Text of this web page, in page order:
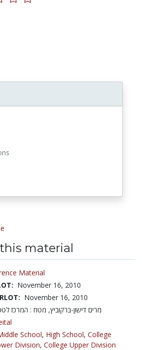
material
Material
November 16, 2010
November 16, 2010
School, High School, College
Division, College Upper Division